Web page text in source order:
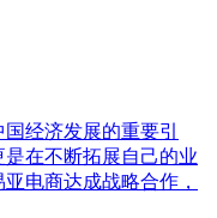
经济发展的重要引
在不断拓展自己的业
电商达成战略合作，